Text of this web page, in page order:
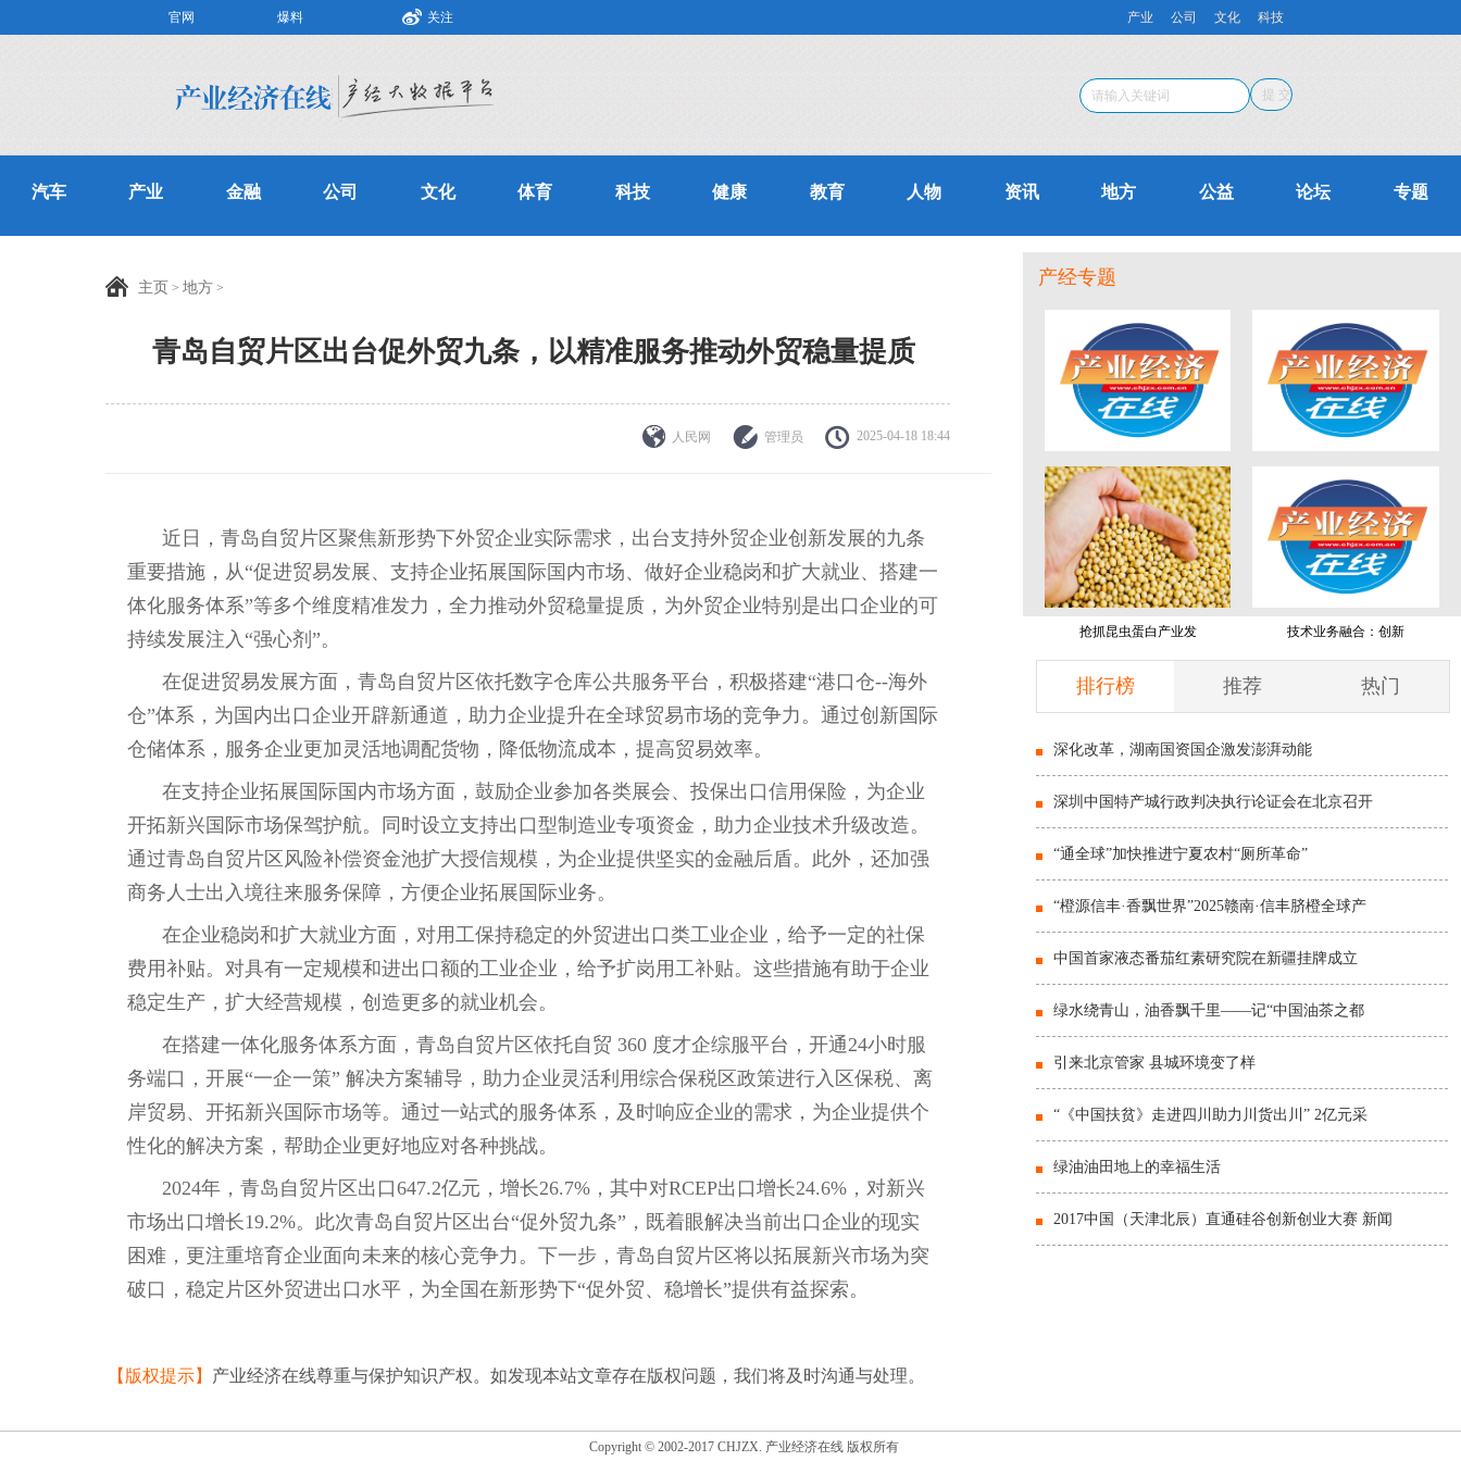
官网 爆料 关注 产业 公司 文化 科技
汽车 产业 金融 公司 文化 体育 科技 健康 教育 人物 资讯 地方 公益 论坛 专题
主页 >地方 >
青岛自贸片区出台促外贸九条，以精准服务推动外贸稳量提质
人民网 管理员 2025-04-18 18:44
近日，青岛自贸片区聚焦新形势下外贸企业实际需求，出台支持外贸企业创新发展的九条
重要措施，从“促进贸易发展、支持企业拓展国际国内市场、做好企业稳岗和扩大就业、搭建一
体化服务体系”等多个维度精准发力，全力推动外贸稳量提质，为外贸企业特别是出口企业的可
持续发展注入“强心剂”。
在促进贸易发展方面，青岛自贸片区依托数字仓库公共服务平台，积极搭建“港口仓--海外
仓”体系，为国内出口企业开辟新通道，助力企业提升在全球贸易市场的竞争力。通过创新国际
仓储体系，服务企业更加灵活地调配货物，降低物流成本，提高贸易效率。
在支持企业拓展国际国内市场方面，鼓励企业参加各类展会、投保出口信用保险，为企业
开拓新兴国际市场保驾护航。同时设立支持出口型制造业专项资金，助力企业技术升级改造。
通过青岛自贸片区风险补偿资金池扩大授信规模，为企业提供坚实的金融后盾。此外，还加强
商务人士出入境往来服务保障，方便企业拓展国际业务。
在企业稳岗和扩大就业方面，对用工保持稳定的外贸进出口类工业企业，给予一定的社保
费用补贴。对具有一定规模和进出口额的工业企业，给予扩岗用工补贴。这些措施有助于企业
稳定生产，扩大经营规模，创造更多的就业机会。
在搭建一体化服务体系方面，青岛自贸片区依托自贸 360 度才企综服平台，开通24小时服
务端口，开展“一企一策” 解决方案辅导，助力企业灵活利用综合保税区政策进行入区保税、离
岸贸易、开拓新兴国际市场等。通过一站式的服务体系，及时响应企业的需求，为企业提供个
性化的解决方案，帮助企业更好地应对各种挑战。
2024年，青岛自贸片区出口647.2亿元，增长26.7%，其中对RCEP出口增长24.6%，对新兴
市场出口增长19.2%。此次青岛自贸片区出台“促外贸九条”，既着眼解决当前出口企业的现实
困难，更注重培育企业面向未来的核心竞争力。下一步，青岛自贸片区将以拓展新兴市场为突
破口，稳定片区外贸进出口水平，为全国在新形势下“促外贸、稳增长”提供有益探索。
【版权提示】 产业经济在线尊重与保护知识产权。如发现本站文章存在版权问题，我们将及时沟通与处理。
产经专题
蒋泓峰：论少儿阶段
抢抓昆虫蛋白产业发 技术业务融合：创新
排行榜 推荐 热门
深化改革，湖南国资国企激发澎湃动能
深圳中国特产城行政判决执行论证会在北京召开
“通全球”加快推进宁夏农村“厕所革命”
“橙源信丰·香飘世界”2025赣南·信丰脐橙全球产
中国首家液态番茄红素研究院在新疆挂牌成立
绿水绕青山，油香飘千里——记“中国油茶之都
引来北京管家 县城环境变了样
“《中国扶贫》走进四川助力川货出川” 2亿元采
绿油油田地上的幸福生活
2017中国（天津北辰）直通硅谷创新创业大赛 新闻
Copyright © 2002-2017 CHJZX. 产业经济在线 版权所有